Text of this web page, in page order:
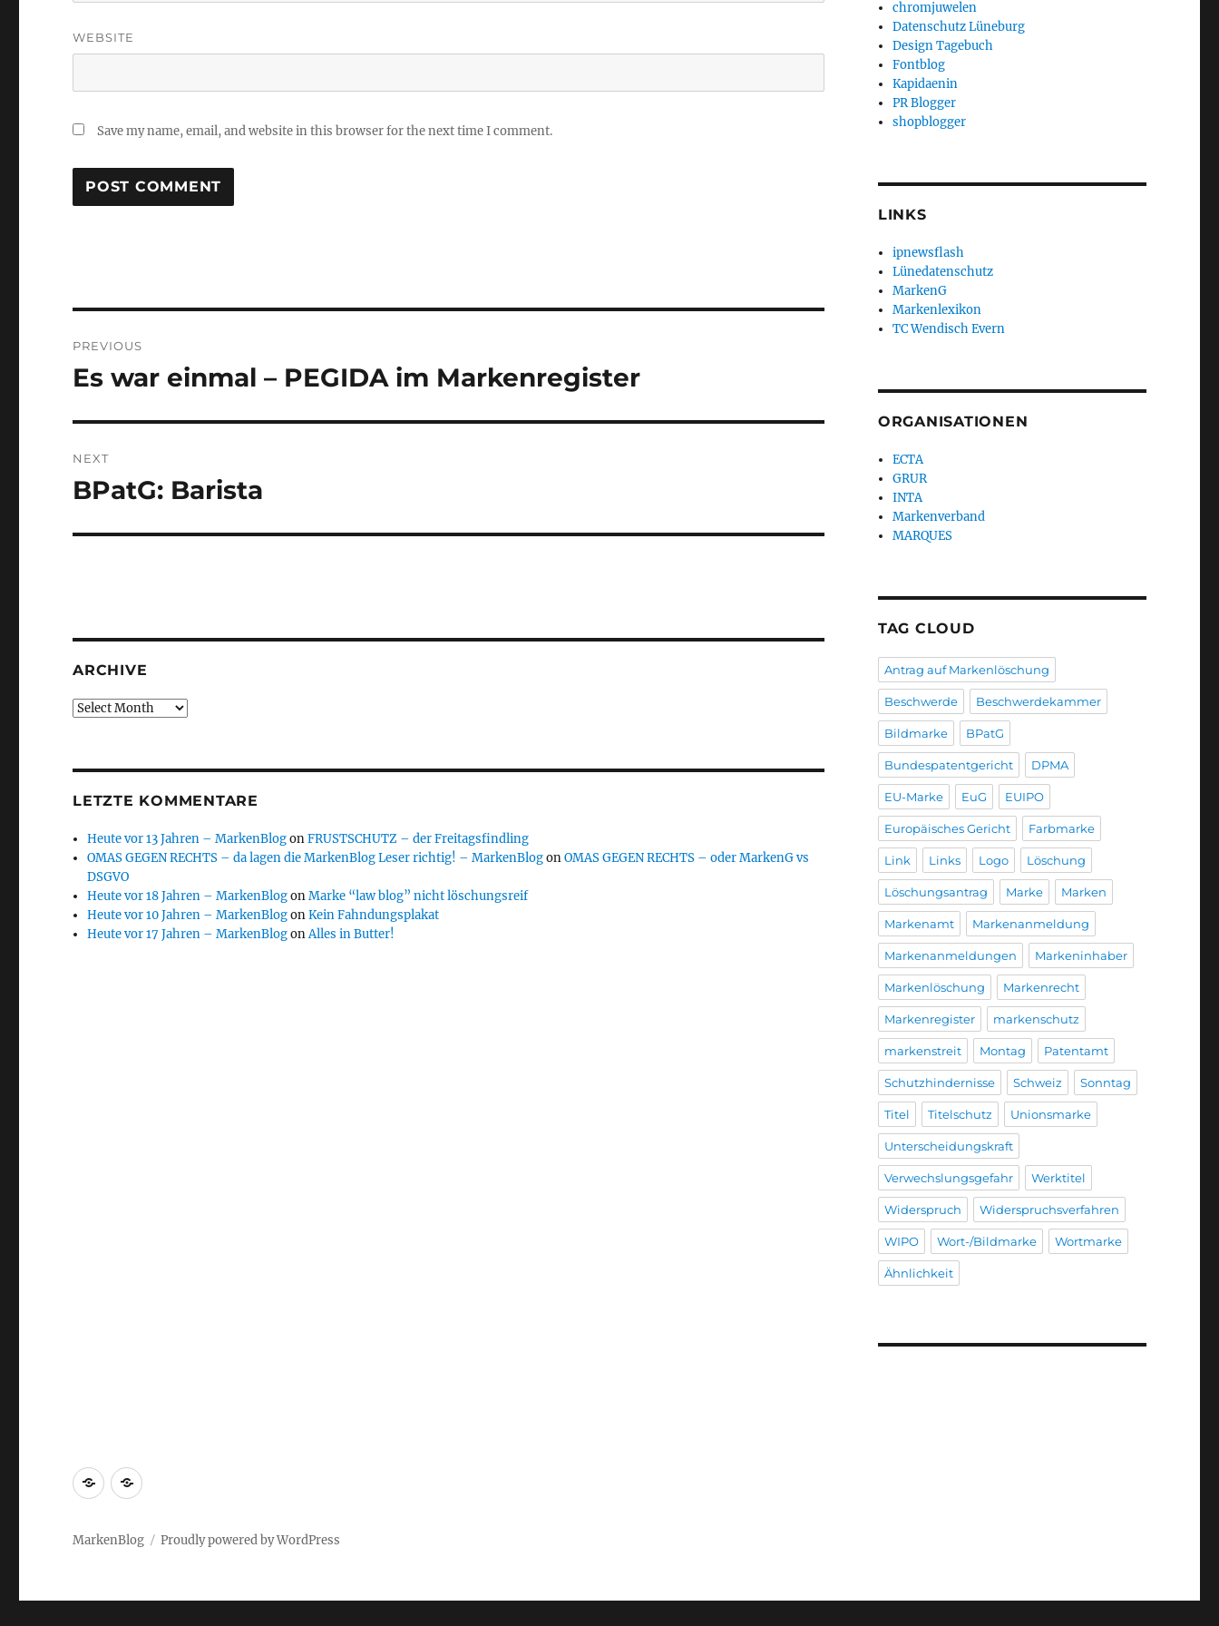
WEBSITE
Save my name, email, and website in this browser for the next time I comment.
navigation
PREVIOUS
Previous
Es war einmal – PEGIDA im Markenregister
NEXT
Next
BPatG: Barista
ARCHIVE
Archive
LETZTE KOMMENTARE
Heute vor 13 Jahren – MarkenBlogonFRUSTSCHUTZ – der Freitagsfindling
OMAS GEGEN RECHTS – da lagen die MarkenBlog Leser richtig! – MarkenBlogonOMAS GEGEN RECHTS – oder MarkenG vs
DSGVO
Heute vor 18 Jahren – MarkenBlogonMarke “law blog” nicht löschungsreif
Heute vor 10 Jahren – MarkenBlogonKein Fahndungsplakat
Heute vor 17 Jahren – MarkenBlogonAlles in Butter!
chromjuwelen
Datenschutz Lüneburg
Design Tagebuch
Fontblog
Kapidaenin
PR Blogger
shopblogger
LINKS
ipnewsflash
Lünedatenschutz
MarkenG
Markenlexikon
TC Wendisch Evern
ORGANISATIONEN
ECTA
GRUR
INTA
Markenverband
MARQUES
TAG CLOUD
Antrag auf Markenlöschung
Beschwerde Beschwerdekammer
Bildmarke BPatG
Bundespatentgericht DPMA
EU-Marke EuG EUIPO
Europäisches Gericht Farbmarke
Link Links Logo Löschung
Löschungsantrag Marke Marken
Markenamt Markenanmeldung
Markenanmeldungen Markeninhaber
Markenlöschung Markenrecht
Markenregister markenschutz
markenstreit Montag Patentamt
Schutzhindernisse Schweiz Sonntag
Titel Titelschutz Unionsmarke
Unterscheidungskraft
Verwechslungsgefahr Werktitel
Widerspruch Widerspruchsverfahren
WIPO Wort-/Bildmarke Wortmarke
Ähnlichkeit
Markenrecherche
Gastbeiträge
MarkenBlog Proudly powered by WordPress